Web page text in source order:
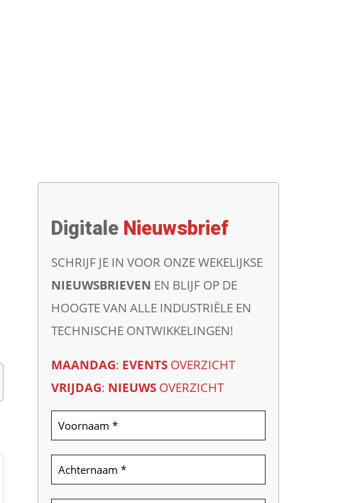
Digitale Nieuwsbrief
SCHRIJF JE IN VOOR ONZE WEKELIJKSE
NIEUWSBRIEVEN EN BLIJF OP DE
HOOGTE VAN ALLE INDUSTRIËLE EN
TECHNISCHE ONTWIKKELINGEN!
MAANDAG: EVENTS OVERZICHT
VRIJDAG: NIEUWS OVERZICHT